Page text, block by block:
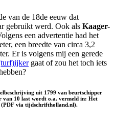
van de 18de eeuw dat
gebruikt werd. Ook als Kaager-
een advertentie had het
een breedte van circa 3,2
Er is volgens mij een gerede
gaat of zou het toch iets
uit 1799 van beurtschipper
10 last wordt o.a. vermeld in: Het
via tijdschriftholland.nl).